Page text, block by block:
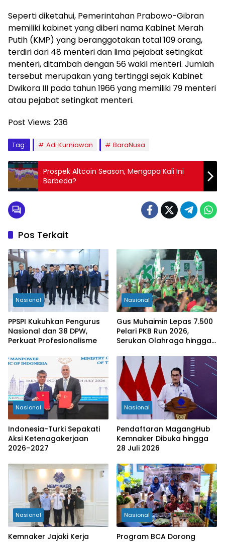
Seperti diketahui, Pemerintahan Prabowo-Gibran
memiliki kabinet yang diberi nama Kabinet Merah
Putih (KMP) yang beranggotakan total 109 orang,
terdiri dari 48 menteri dan lima pejabat setingkat
menteri, ditambah dengan 56 wakil menteri. Jumlah
tersebut merupakan yang tertinggi sejak Kabinet
Dwikora III pada tahun 1966 yang memiliki 79 menteri
atau pejabat setingkat menteri.
Post Views: 236
Tag: Adi Kurniawan BaraNusa
Prospek Altcoin Season, Mengapa Kali Ini
Berbeda?
Pos Terkait
Nasional
PPSPI Kukuhkan Pengurus
Nasional dan 38 DPW,
Perkuat Profesionalisme
Nasional
Gus Muhaimin Lepas 7.500
Pelari PKB Run 2026,
Serukan Olahraga hingga
Nasional
Indonesia-Turki Sepakati
Aksi Ketenagakerjaan
2026–2027
Nasional
Pendaftaran MagangHub
Kemnaker Dibuka hingga
28 Juli 2026
Nasional
Kemnaker Jajaki Kerja
Nasional
Program BCA Dorong